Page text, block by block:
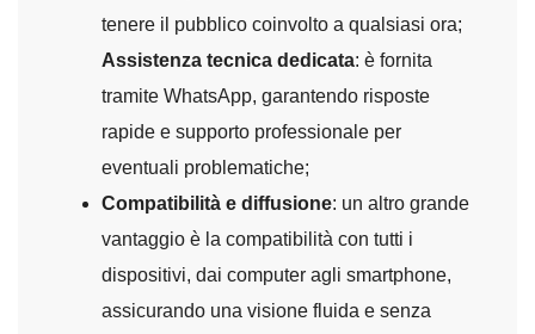
tenere il pubblico coinvolto a qualsiasi ora;
Assistenza tecnica dedicata: è fornita
tramite WhatsApp, garantendo risposte
rapide e supporto professionale per
eventuali problematiche;
Compatibilità e diffusione: un altro grande
vantaggio è la compatibilità con tutti i
dispositivi, dai computer agli smartphone,
assicurando una visione fluida e senza